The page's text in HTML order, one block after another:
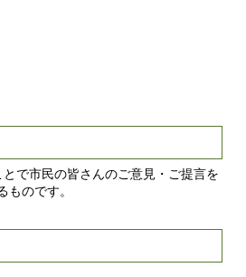
で市民の皆さんのご意見・ご提言を
のです。